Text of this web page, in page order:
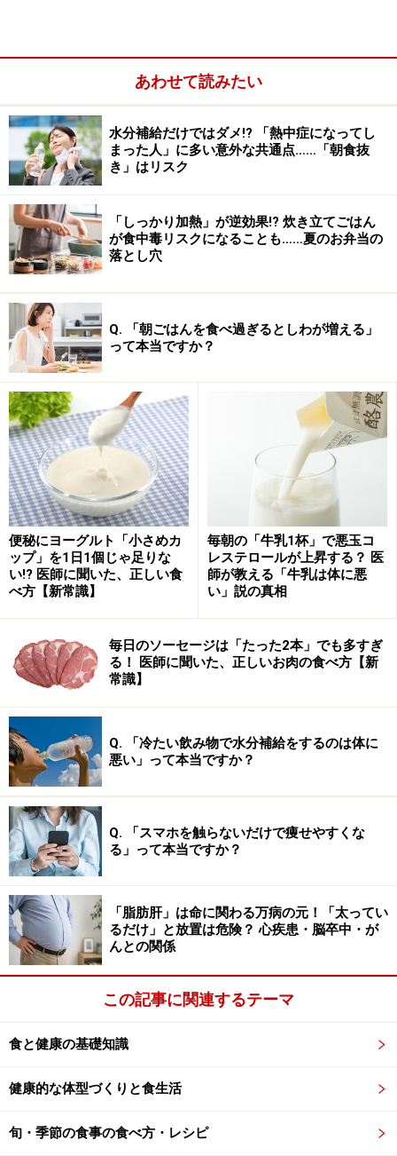
ストレスでうつ状態の時は、脳の神経伝達
物質が不足状態
うつ状態になり、上で述べたようなさまざまな症状がで
ている人は、脳内の神経伝達物質であるセロトニンやノ
ルアドレナリンが不足していると起きやすいと考えられ
ています。
られるメラトニンという誘眠物質も不足し、眠れないと
いった睡眠障害が起こります。そのため脳が休養できな
くなり、神経伝達物質の働きがさらに低下するという悪
循環におちいることにもなります。
また一時話題になったドーパミンは、「快感ホルモン」
ともいわれるように、楽しさや心地よさといった感情を
生み出す物質です。このドーパミンは、年齢とともに減
少する傾向があり、ストレスが多くなる大人になるにつ
れ、楽しさを感じにくくなってしまうというわけで、よ
りストレスを感じやすくなってしまいます。
になってきているようです。
五月病も神経症も、そのストレスの引き金となる根本的
な問題を解決したり、あるいはうまくストレスを発散す
る方法を自分なりに見いだすことが大切です。また反対
に、ストレスは、まったくなくてもうつ状態の原因とな
ることもあり、適度なストレスがあることも、やりがい
や意欲向上にもなります。このあたりの、五月病の基本
的な話やストレス、ヒーリングについては、
ガイドさんや、
参考にご覧ください。
ストレスに克つ食べ物は次のページで・・・
※記事内容は執筆時点のものです。最新の内容をご確認くださ
※当サイトにおける医師・医療従事者等による情報の提供は、診
個人の見解によるものであり、全ての方への有効性を保証するも
かなる損害についても、当社、各ガイド、その他当社と契約した
情報提供者は一切の責任を負いかねます。
免責事項
あわせて読みたい
水分補給だけではダメ!? 「熱中症になってし
まった人」に多い意外な共通点……「朝食抜
き」はリスク
「しっかり加熱」が逆効果!? 炊き立てごはん
が食中毒リスクになることも……夏のお弁当の
落とし穴
Q. 「朝ごはんを食べ過ぎるとしわが増える」
って本当ですか？
便秘にヨーグルト「小さめカ
ップ」を1日1個じゃ足りな
い!? 医師に聞いた、正しい食
べ方【新常識】
毎朝の「牛乳1杯」で悪玉コ
レステロールが上昇する？ 医
師が教える「牛乳は体に悪
い」説の真相
毎日のソーセージは「たった2本」でも多すぎ
る！ 医師に聞いた、正しいお肉の食べ方【新
常識】
Q. 「冷たい飲み物で水分補給をするのは体に
悪い」って本当ですか？
Q. 「スマホを触らないだけで痩せやすくな
る」って本当ですか？
「脂肪肝」は命に関わる万病の元！「太ってい
るだけ」と放置は危険？ 心疾患・脳卒中・が
んとの関係
この記事に関連するテーマ
食と健康の基礎知識
健康的な体型づくりと食生活
旬・季節の食事の食べ方・レシピ